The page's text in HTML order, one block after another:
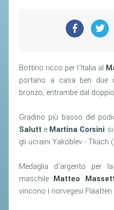
Bottino ricco per l'Italia al
portano a casa ben due
bronzo, entrambe dal
Gradino più basso del
Salutt e Martina Corsini
gli ucraini Yakoblev - Tkach
Medaglia d'argento per
maschile Matteo
vincono i norvegesi Flaatten
GIUSTIZIA
MAGLIA
CTF –